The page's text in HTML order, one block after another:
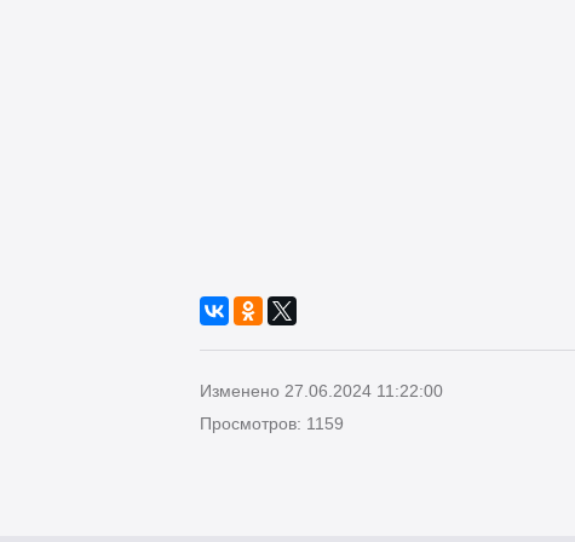
Изменено 27.06.2024 11:22:00
Просмотров: 1159